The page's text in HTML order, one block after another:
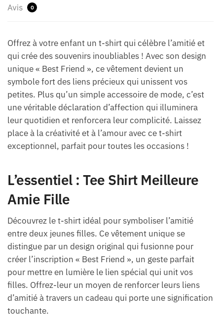
Avis 0
Offrez à votre enfant un t-shirt qui célèbre l’amitié et
qui crée des souvenirs inoubliables ! Avec son design
unique « Best Friend », ce vêtement devient un
symbole fort des liens précieux qui unissent vos
petites. Plus qu’un simple accessoire de mode, c’est
une véritable déclaration d’affection qui illuminera
leur quotidien et renforcera leur complicité. Laissez
place à la créativité et à l’amour avec ce t-shirt
exceptionnel, parfait pour toutes les occasions !
L’essentiel : Tee Shirt Meilleure
Amie Fille
Découvrez le t-shirt idéal pour symboliser l’amitié
entre deux jeunes filles. Ce vêtement unique se
distingue par un design original qui fusionne pour
créer l’inscription « Best Friend », un geste parfait
pour mettre en lumière le lien spécial qui unit vos
filles. Offrez-leur un moyen de renforcer leurs liens
d’amitié à travers un cadeau qui porte une signification
touchante.